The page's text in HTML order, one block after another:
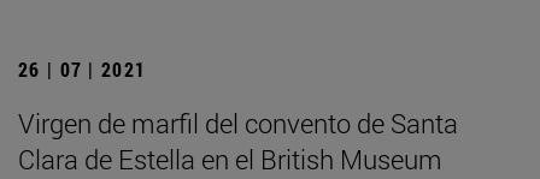
26 | 07 | 2021
Virgen de marfil del convento de Santa
Clara de Estella en el British Museum